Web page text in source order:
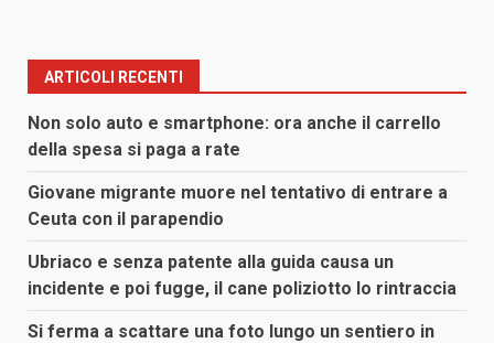
ARTICOLI RECENTI
Non solo auto e smartphone: ora anche il carrello
della spesa si paga a rate
Giovane migrante muore nel tentativo di entrare a
Ceuta con il parapendio
Ubriaco e senza patente alla guida causa un
incidente e poi fugge, il cane poliziotto lo rintraccia
Si ferma a scattare una foto lungo un sentiero in